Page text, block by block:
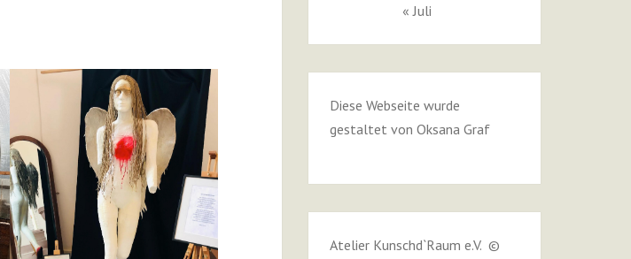
« Juli
Diese Webseite wurde
gestaltet von Oksana Graf
Atelier Kunschd`Raum e.V. ©